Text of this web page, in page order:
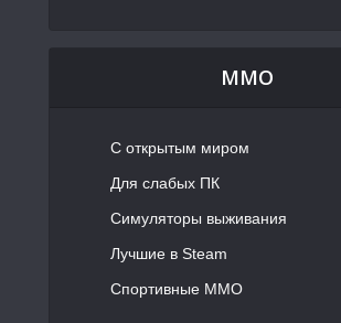
MMO
С открытым миром
Для слабых ПК
Симуляторы выживания
Лучшие в Steam
Спортивные MMO